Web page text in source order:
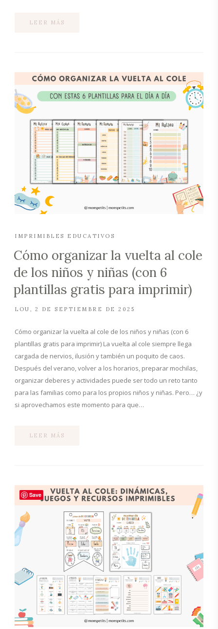
LEER MÁS
IMPRIMIBLES EDUCATIVOS
Cómo organizar la vuelta al cole
de los niños y niñas (con 6
plantillas gratis para imprimir)
LOU 2 DE SEPTIEMBRE DE 2025
Cómo organizar la vuelta al cole de los niños y niñas (con 6
plantillas gratis para imprimir) La vuelta al cole siempre llega
cargada de nervios, ilusión y también un poquito de caos.
Después del verano, volver a los horarios, preparar mochilas,
organizar deberes y actividades puede ser todo un reto tanto
para las familias como para los propios niños y niñas. Pero… ¿y
si aprovechamos este momento para que…
LEER MÁS
Save